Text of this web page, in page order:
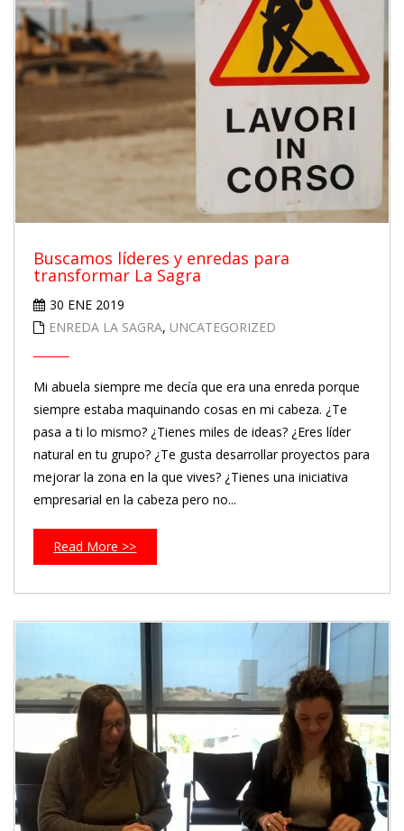
Buscamos líderes y enredas para
transformar La Sagra
30 ENE 2019
ENREDA LA SAGRA, UNCATEGORIZED
Mi abuela siempre me decía que era una enreda porque
siempre estaba maquinando cosas en mi cabeza. ¿Te
pasa a ti lo mismo? ¿Tienes miles de ideas? ¿Eres líder
natural en tu grupo? ¿Te gusta desarrollar proyectos para
mejorar la zona en la que vives? ¿Tienes una iniciativa
empresarial en la cabeza pero no...
Read More >>